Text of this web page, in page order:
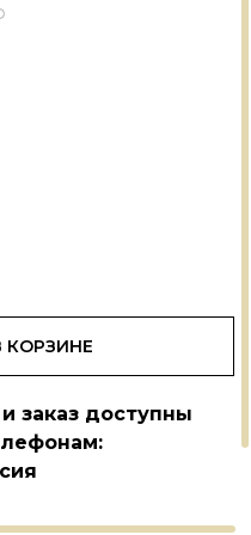
КОРЗИНЕ
заказ доступны